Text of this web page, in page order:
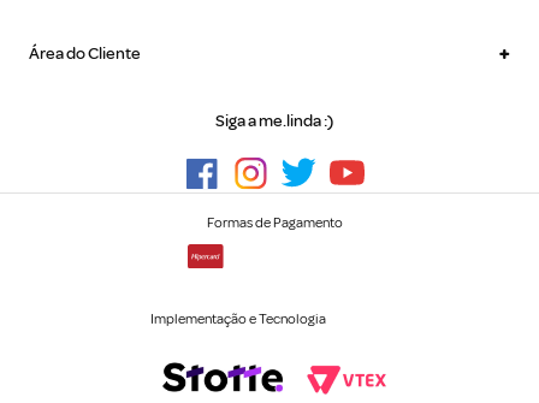
Área do Cliente +
Siga a me.linda :)
Formas de Pagamento
Implementação e Tecnologia